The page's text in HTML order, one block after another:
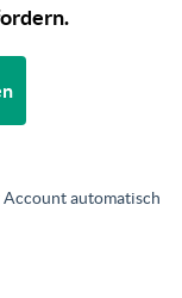
automatisch